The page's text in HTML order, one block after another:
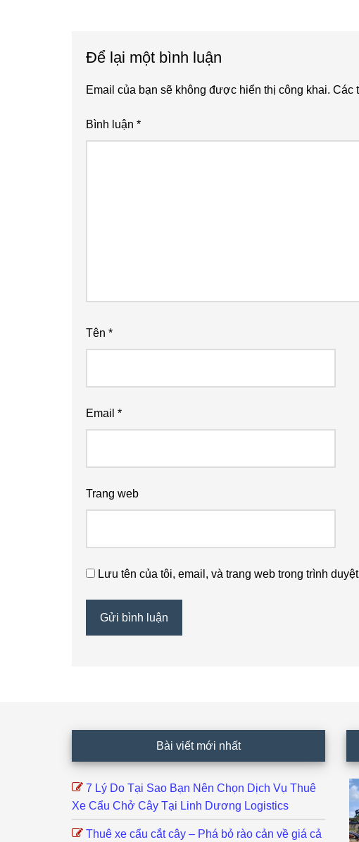
Interactions
Để lại một bình luận
Email của bạn sẽ không được hiển thị công khai. Các
Bình luận *
Tên *
Email *
Trang web
Lưu tên của tôi, email, và trang web trong trình
Bài viết mới nhất
7 Lý Do Tại Sao Bạn Nên Chọn Dịch Vụ Thuê
Xe Cẩu Chở Cây Tại Linh Dương Logistics
Thuê xe cẩu cắt cây – Phá bỏ rào cản về giá cả